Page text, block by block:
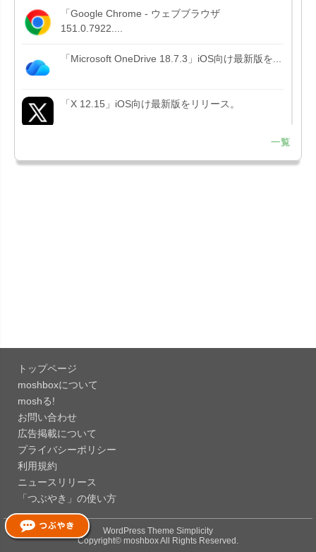
「Google Chrome - ウェブブラウザ
151.0.7922....
「Microsoft OneDrive 18.7.3」iOS向け最新版を...
「X 12.15」iOS向け最新版をリリース。
Liguid G...
「Evernote 11.28.2」Mac向け最新版をリリー
ス。AIプロ...
「Minecraft: クラフト、建築、サバイバル
26.40」iOS向...
151.0.7922....
一覧
トップページ
moshboxについて
moshる!
お問い合わせ
広告掲載について
プライバシーポリシー
利用規約
ニュースリリース
「つぶやき」の使い方
WordPress Theme Simplicity
Copyright© moshboxAll Rights Reserved.